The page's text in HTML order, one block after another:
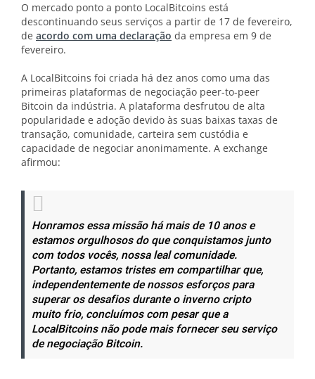
O mercado ponto a ponto LocalBitcoins está
descontinuando seus serviços a partir de 17 de fevereiro,
de acordo com uma declaração da empresa em 9 de
fevereiro.
A LocalBitcoins foi criada há dez anos como uma das
primeiras plataformas de negociação peer-to-peer
Bitcoin da indústria. A plataforma desfrutou de alta
popularidade e adoção devido às suas baixas taxas de
transação, comunidade, carteira sem custódia e
capacidade de negociar anonimamente. A exchange
afirmou:
Honramos essa missão há mais de 10 anos e
estamos orgulhosos do que conquistamos junto
com todos vocês, nossa leal comunidade.
Portanto, estamos tristes em compartilhar que,
independentemente de nossos esforços para
superar os desafios durante o inverno cripto
muito frio, concluímos com pesar que a
LocalBitcoins não pode mais fornecer seu serviço
de negociação Bitcoin.